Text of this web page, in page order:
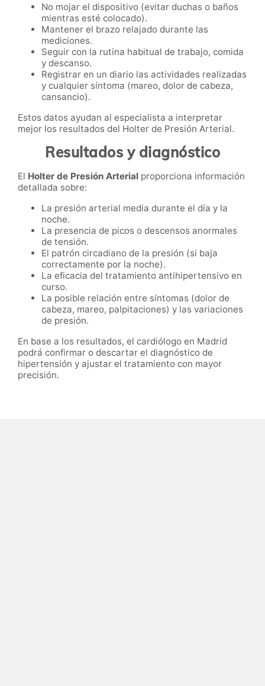
No mojar el dispositivo (evitar duchas o baños
mientras esté colocado).
Mantener el brazo relajado durante las
mediciones.
Seguir con la rutina habitual de trabajo, comida
y descanso.
Registrar en un diario las actividades realizadas
y cualquier síntoma (mareo, dolor de cabeza,
cansancio).
Estos datos ayudan al especialista a interpretar
mejor los resultados del Holter de Presión Arterial.
Resultados y diagnóstico
El Holter de Presión Arterial proporciona información
detallada sobre:
La presión arterial media durante el día y la
noche.
La presencia de picos o descensos anormales
de tensión.
El patrón circadiano de la presión (si baja
correctamente por la noche).
La eficacia del tratamiento antihipertensivo en
curso.
La posible relación entre síntomas (dolor de
cabeza, mareo, palpitaciones) y las variaciones
de presión.
En base a los resultados, el cardiólogo en Madrid
podrá confirmar o descartar el diagnóstico de
hipertensión y ajustar el tratamiento con mayor
precisión.